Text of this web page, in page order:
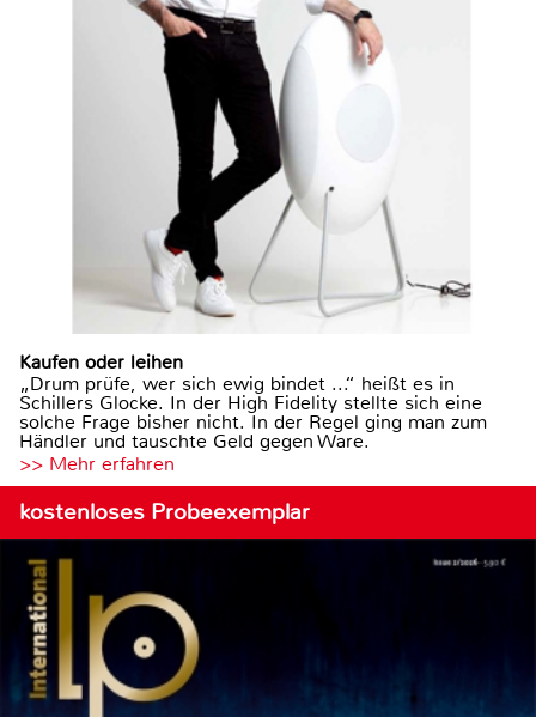
Kaufen oder leihen
„Drum prüfe, wer sich ewig bindet ...“ heißt es in
Schillers Glocke. In der High Fidelity stellte sich eine
solche Frage bisher nicht. In der Regel ging man zum
Händler und tauschte Geld gegen Ware.
>> Mehr erfahren
kostenloses Probeexemplar